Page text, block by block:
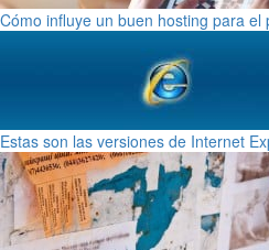
Cómo influye un buen hosting para el
Estas son las versiones de Internet